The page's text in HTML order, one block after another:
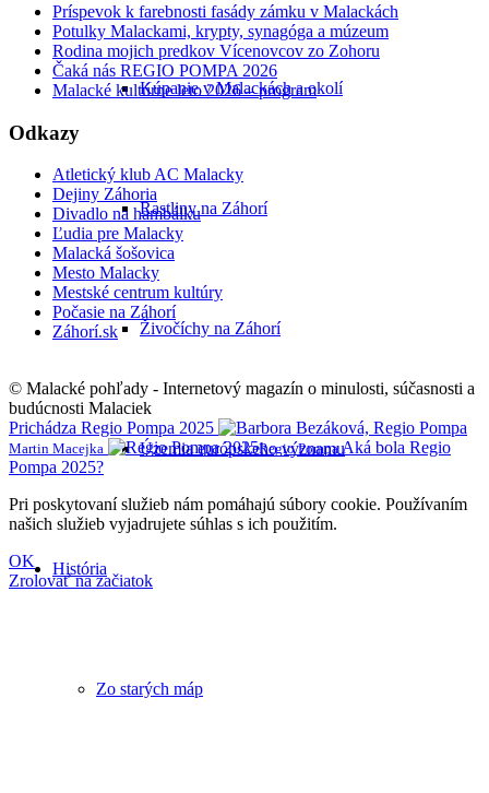
Kúpanie v Malackách a okolí
Rastliny na Záhorí
Živočíchy na Záhorí
Územia európskeho významu
História
Zo starých máp
Príspevok k farebnosti fasády zámku v Malackách
Potulky Malackami, krypty, synagóga a múzeum
Rodina mojich predkov Vícenovcov zo Zohoru
Čaká nás REGIO POMPA 2026
Malacké kultúrne leto 2026 – program
Odkazy
Atletický klub AC Malacky
Dejiny Záhoria
Divadlo na hambálku
Ľudia pre Malacky
Malacká šošovica
Mesto Malacky
Mestské centrum kultúry
Počasie na Záhorí
Záhorí.sk
© Malacké pohľady - Internetový magazín o minulosti, súčasnosti a
budúcnosti Malaciek
Prichádza Regio Pompa 2025
Martin Macejka Regio Pompa Aká bola Regio
Pompa 2025?
Pri poskytovaní služieb nám pomáhajú súbory cookie. Používaním
našich služieb vyjadrujete súhlas s ich použitím.
OK
Zrolovať na začiatok